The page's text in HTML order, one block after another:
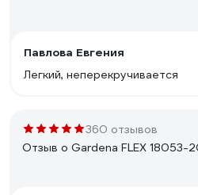
Павлова Евгения
Легкий, неперекручивается
360 отзывов
Отзыв о Gardena FLEX